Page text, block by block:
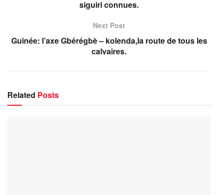
siguiri connues.
Next Post
Guinée: l’axe Gbérégbè – kolenda,la route de tous les
calvaires.
Related Posts